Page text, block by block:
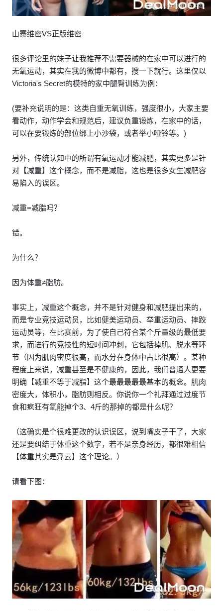
山寨维密VS正版维密
很多评论里的妹子让我推荐不需要器械的在家中可以进行的
无氧运动，其实在我的微博中都有，搜一下就行。这里仅以
Victoria's Secret的模特的家中腿臀训练为例：
(要补充说明的是：这类自重无氧训练，强度很小，大家主要
看动作，动作学会和规范后，建议负重锻炼，在家中的话，
可以在要锻炼的部位绑上小沙袋，或者举小哑铃等。)
另外，传统认知中的所谓有氧运动才能减肥，其实更多是针
对【减重】这个概念，而不是减脂，这也是很多女生减肥容
易陷入的误区。
减重=减脂吗？
错。
为什么？
因为体重≠脂肪。
事实上，减重这个概念，并不是针对健身和减肥提出来的，
而是专业竞技运动员，比如健美运动员、举重运动员、摔跤
运动员等，在比赛前，为了使自己符合某个斤量级的最低要
求，而进行的竞技性的短时间冲刺，它包括掉肌、脱水等环
节（因为肌肉密度很高，而水分在身体中占比很高）。某种
程度上来说，减重甚至是不健康的，因此，我们普通人更要
明确【减重不等于减脂】这个最最最最最基本的概念。肌肉
密度大，体积小，脂肪则相反。你说你一个礼拜通过过度节
食和疯狂有氧能掉个3、4斤的那掉的都是什么呢？
（这确实是个很难更改的认识误区，说到嘴皮子干了，大家
还是要纠结于体重这个数字，若不是亲身经历，都很难相信
【体重其实是浮云】这个理论。）
请看下图：